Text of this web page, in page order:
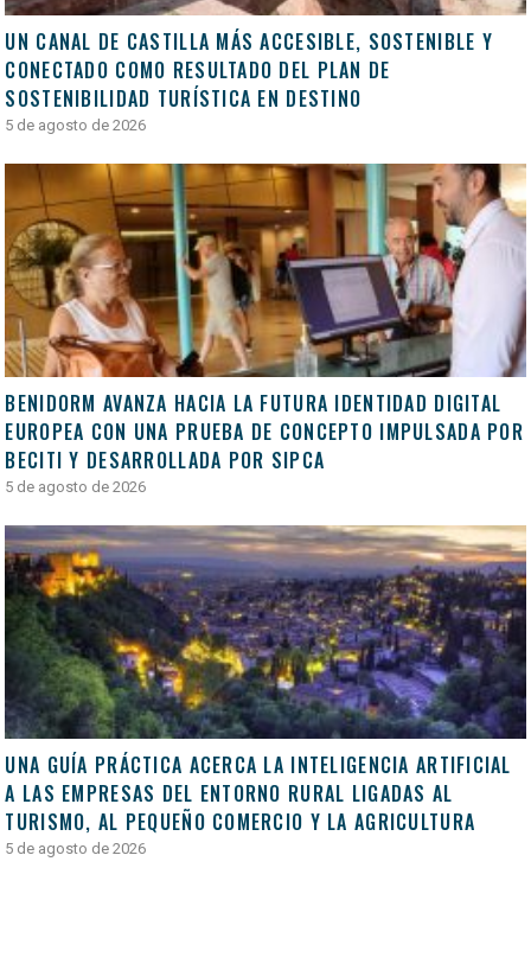
UN CANAL DE CASTILLA MÁS ACCESIBLE, SOSTENIBLE Y
CONECTADO COMO RESULTADO DEL PLAN DE
SOSTENIBILIDAD TURÍSTICA EN DESTINO
5 de agosto de 2026
BENIDORM AVANZA HACIA LA FUTURA IDENTIDAD DIGITAL
EUROPEA CON UNA PRUEBA DE CONCEPTO IMPULSADA POR
BECITI Y DESARROLLADA POR SIPCA
5 de agosto de 2026
UNA GUÍA PRÁCTICA ACERCA LA INTELIGENCIA ARTIFICIAL
A LAS EMPRESAS DEL ENTORNO RURAL LIGADAS AL
TURISMO, AL PEQUEÑO COMERCIO Y LA AGRICULTURA
5 de agosto de 2026